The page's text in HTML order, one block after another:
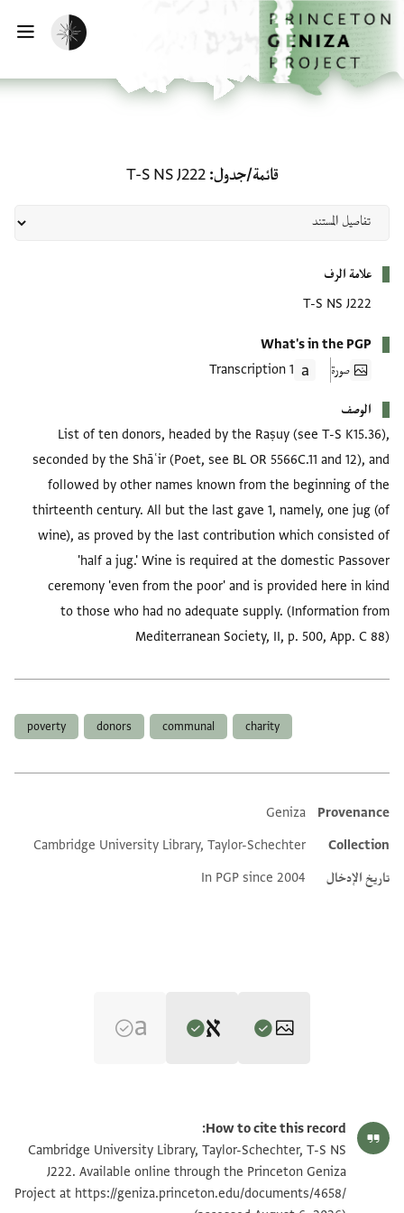
إلى المحتوى الرئيسي
الرئيسية
تفعيل الوضع المظلم
قائمة/جدول T-S NS J222
علامة الرف
T-S NS J222
What's in the PGP
صورة
1 Transcription
الوصف
List of ten donors, headed by the Raṣuy (see T-S K15.36),
seconded by the Shāʿir (Poet, see BL OR 5566C.11 and 12), and
followed by other names known from the beginning of the
thirteenth century. All but the last gave 1, namely, one jug (of
wine), as proved by the last contribution which consisted of
'half a jug.' Wine is required at the domestic Passover
ceremony 'even from the poor' and is provided here in kind
to those who had no adequate supply. (Information from
Mediterranean Society, II, p. 500, App. C 88)
charity
communal
donors
poverty
Additional metadata
Provenance
Geniza
Collection
Cambridge University Library, Taylor-Schechter
تاريخ الإدخال
In PGP since 2004
Mark R. Cohen's digital edition.
אלרצוי א
אלשאער א
אבו סעיד אלשראב[י]
T-S NS J222 1v
بيان أذونات الصورة
How to cite this record:
Cambridge University Library, Taylor-Schechter, T-S NS
J222. Available online through the Princeton Geniza
Project athttps://geniza.princeton.edu/documents/4658/